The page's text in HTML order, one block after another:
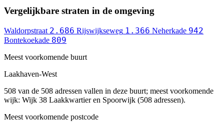
Vergelijkbare straten in de omgeving
Waldorpstraat 2.686 Rijswijkseweg 1.366 Neherkade 942
Bontekoekade 809
Meest voorkomende buurt
Laakhaven-West
508 van de 508 adressen vallen in deze buurt; meest voorkomende
wijk: Wijk 38 Laakkwartier en Spoorwijk (508 adressen).
Meest voorkomende postcode